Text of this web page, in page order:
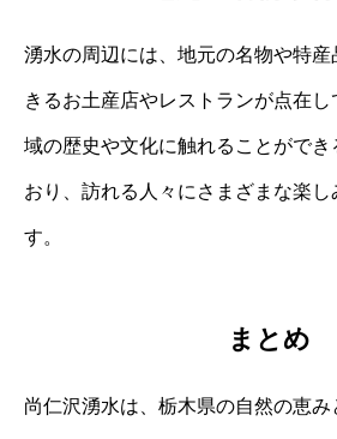
湧水の周辺には、地元の名物や特
きるお土産店やレストランが点在
域の歴史や文化に触れることができ
おり、訪れる人々にさまざまな楽し
す。
まとめ
尚仁沢湧水は、栃木県の自然の恵